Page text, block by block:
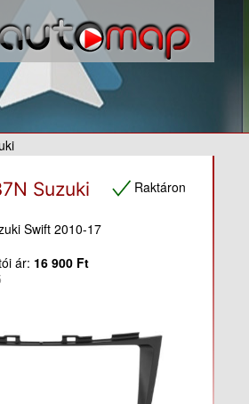
Raktáron
Suzuki
Swift 2010-17
ár: 16 900 Ft